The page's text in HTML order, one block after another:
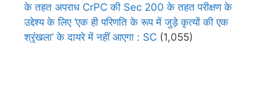
के तहत अपराध CrPC की Sec 200 के तहत परीक्षण के
उद्देश्य के लिए ‘एक ही परिणति के रूप में जुड़े कृत्यों की एक
श्रृंखला’ के दायरे में नहीं आएगा : SC (1,055)